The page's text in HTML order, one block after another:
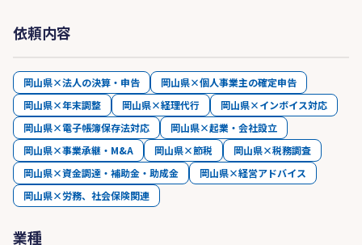
依頼内容
岡山県×法人の決算・申告
岡山県×個人事業主の確定申告
岡山県×年末調整
岡山県×経理代行
岡山県×インボイス対応
岡山県×電子帳簿保存法対応
岡山県×起業・会社設立
岡山県×事業承継・M&A
岡山県×節税
岡山県×税務調査
岡山県×資金調達・補助金・助成金
岡山県×経営アドバイス
岡山県×労務、社会保険関連
業種